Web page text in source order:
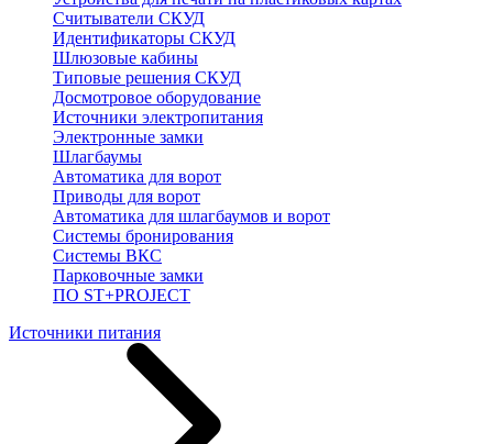
Считыватели СКУД
Идентификаторы СКУД
Шлюзовые кабины
Типовые решения СКУД
Досмотровое оборудование
Источники электропитания
Электронные замки
Шлагбаумы
Автоматика для ворот
Приводы для ворот
Автоматика для шлагбаумов и ворот
Системы бронирования
Системы ВКС
Парковочные замки
ПО ST+PROJECT
Источники питания